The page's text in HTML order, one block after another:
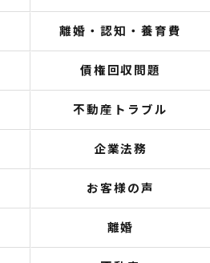
離婚・認知・養育費
債権回収問題
不動産トラブル
企業法務
お客様の声
離婚